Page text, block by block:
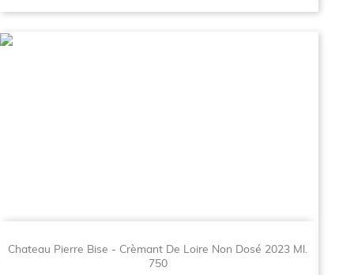
Chateau Pierre Bise - Crèmant De Loire Non Dosé 2023 Ml.
750